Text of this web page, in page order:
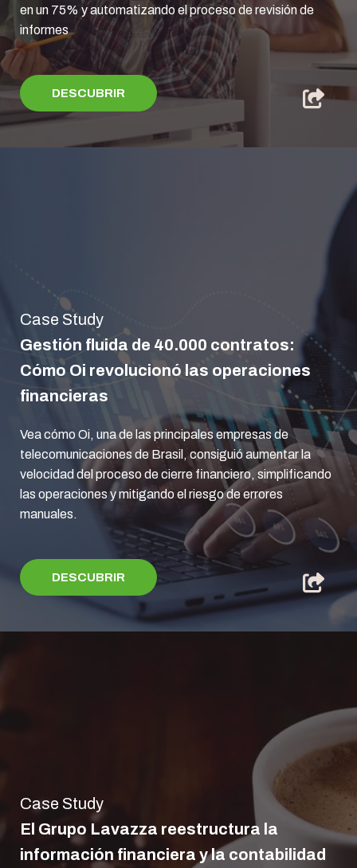
en un 75% y automatizando el proceso de revisión de
informes
DESCUBRIR
Case Study
Gestión fluida de 40.000 contratos:
Cómo Oi revolucionó las operaciones
financieras
Vea cómo Oi, una de las principales empresas de
telecomunicaciones de Brasil, consiguió aumentar la
velocidad del proceso de cierre financiero, simplificando
las operaciones y mitigando el riesgo de errores
manuales.
DESCUBRIR
Case Study
El Grupo Lavazza reestructura la
información financiera y la contabilidad